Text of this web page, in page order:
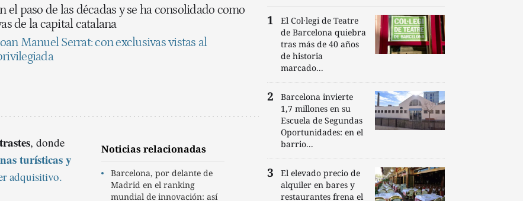
el paso de las décadas y se ha consolidado como
de la capital catalana
Manuel Serrat: con exclusivas vistas al
Noticias relacionadas
Barcelona, por delante de
Madrid en el ranking
mundial de innovación: así
, donde
turísticas y
adquisitivo.
El Col·legi de Teatre
de Barcelona quiebra
tras más de 40 años
de historia
marcado...
Barcelona invierte
1,7 millones en su
Escuela de Segundas
Oportunidades: en el
barrio...
El elevado precio de
alquiler en bares y
restaurantes frena el